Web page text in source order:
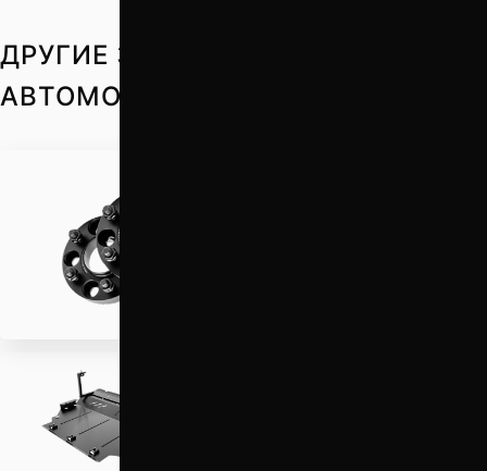
ДРУГИЕ ЗАПЧАСТИ НА ВАШ
АВТОМОБИЛЬ